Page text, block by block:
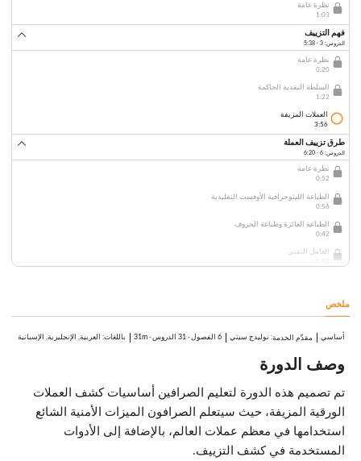
نظرة عامة
1:03
فهم التزييف
الدروس: 3 · 5:38
نظرة عامة
0:20
السلطة النقدية الحاكمة
1:22
العملات المزيفة
3:56
طرق تزييف العملة
الدروس: 6 · 6:20
نظرة عامة
0:52
الطباعة الليثوجرافية الأوفست التقليدية
0:56
الطباعة الغائرة وطباعة الحروف
0:42
العامل التقني
مسارات التوزيع
1:51
الميزات الأمنية للعملات
نظرة عامة
1:28
1:07
أحبار مخصصة
الخيوط والشرائط الأمنية
0:34
ملخص
أساسي مقدِّم الخدمة: نوليدج سيتي 6 الفصول · 31 الدروس ·
31m باللغات: العربية, الإنجليزية, الإسبانية
وصف الدورة
تم تصميم هذه الدورة لتعليم الصرافين أساسيات كشف العملات
الورقية المزيفة، حيث سيتعلم الصرافون الميزات الأمنية الشائع
استخدامها في معظم عملات العالم، بالإضافة إلى الأدوات
المستخدمة في كشف التزييف.